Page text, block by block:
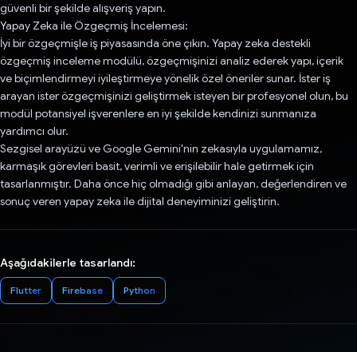
güvenli bir şekilde alışveriş yapın.
Yapay Zeka ile Özgeçmiş İncelemesi:
İyi bir özgeçmişle iş piyasasında öne çıkın. Yapay zeka destekli
özgeçmiş inceleme modülü, özgeçmişinizi analiz ederek yapı, içerik
ve biçimlendirmeyi iyileştirmeye yönelik özel öneriler sunar. İster iş
arayan ister özgeçmişinizi geliştirmek isteyen bir profesyonel olun, bu
modül potansiyel işverenlere en iyi şekilde kendinizi sunmanıza
yardımcı olur.
Sezgisel arayüzü ve Google Gemini'nin zekasıyla uygulamamız,
karmaşık görevleri basit, verimli ve erişilebilir hale getirmek için
tasarlanmıştır. Daha önce hiç olmadığı gibi anlayan, değerlendiren ve
sonuç veren yapay zeka ile dijital deneyiminizi geliştirin.
Aşağıdakilerle tasarlandı:
Flutter Firebase Python